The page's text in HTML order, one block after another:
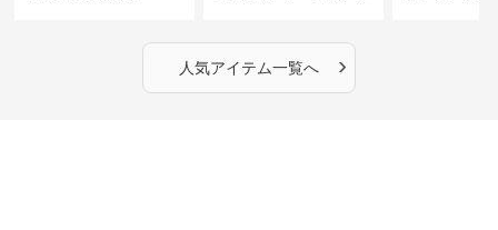
OKで華奢さんも安心
人気アイテム一覧へ ›